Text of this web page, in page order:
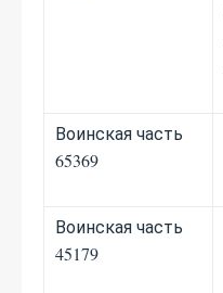
Воинская часть
65369
Воинская часть
45179